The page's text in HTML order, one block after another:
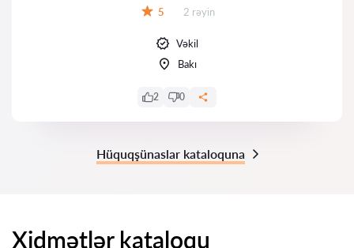
5 Rəylər:
2 rəyin
Vəkil
Bakı
2 0
Hüquqşünaslar kataloquna
Xidmətlər kataloqu